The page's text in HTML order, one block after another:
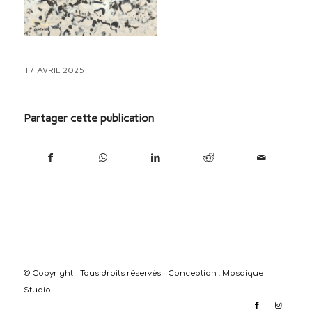
17 AVRIL 2025
Partager cette publication
© Copyright - Tous droits réservés - Conception : Mosaique
Studio